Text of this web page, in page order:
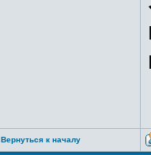
Вернуться к началу